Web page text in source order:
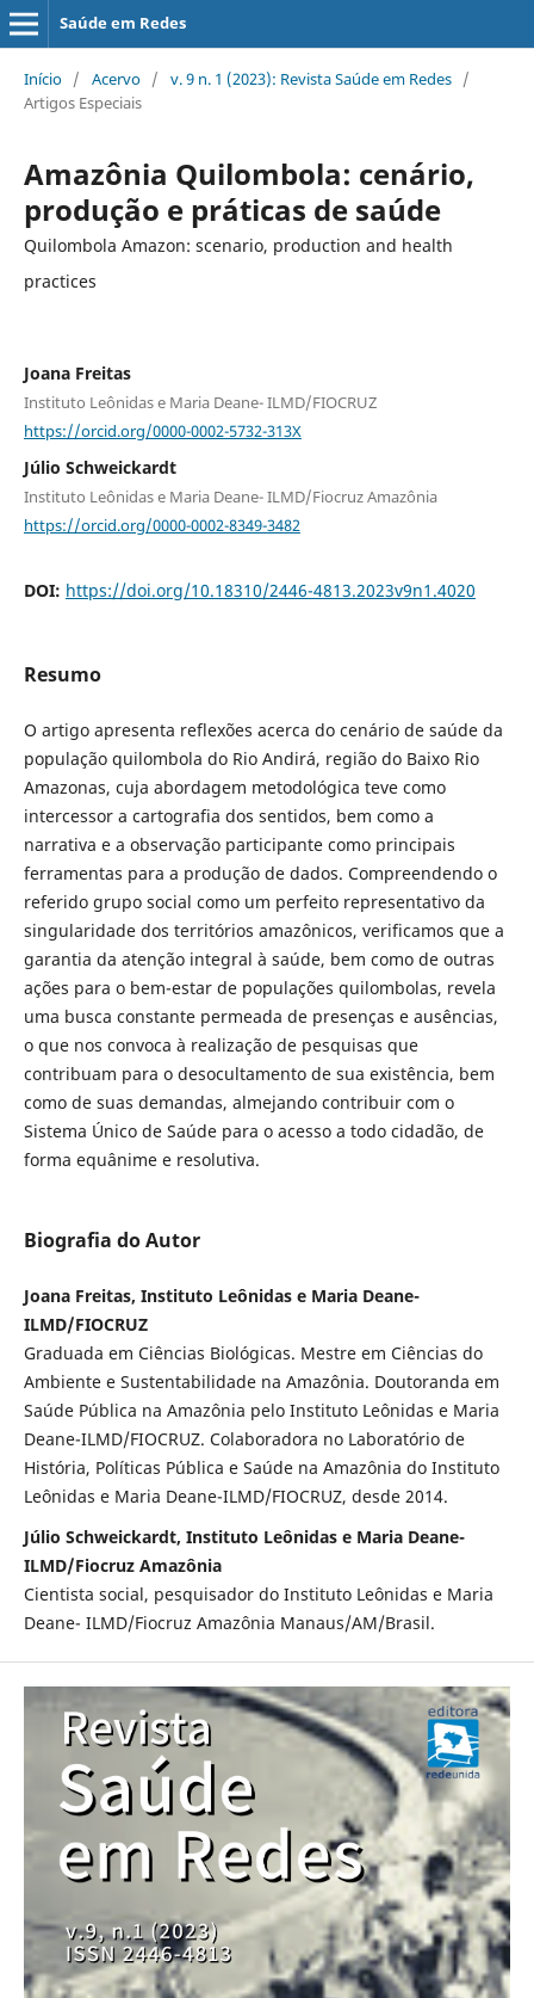
Saúde em Redes
Início / Acervo / v. 9 n. 1 (2023): Revista Saúde em Redes /
Artigos Especiais
Amazônia Quilombola: cenário,
produção e práticas de saúde
Quilombola Amazon: scenario, production and health
practices
Joana Freitas
Instituto Leônidas e Maria Deane- ILMD/FIOCRUZ
https://orcid.org/0000-0002-5732-313X
Júlio Schweickardt
Instituto Leônidas e Maria Deane- ILMD/Fiocruz Amazônia
https://orcid.org/0000-0002-8349-3482
DOI: https://doi.org/10.18310/2446-4813.2023v9n1.4020
Resumo
O artigo apresenta reflexões acerca do cenário de saúde da
população quilombola do Rio Andirá, região do Baixo Rio
Amazonas, cuja abordagem metodológica teve como
intercessor a cartografia dos sentidos, bem como a
narrativa e a observação participante como principais
ferramentas para a produção de dados. Compreendendo o
referido grupo social como um perfeito representativo da
singularidade dos territórios amazônicos, verificamos que a
garantia da atenção integral à saúde, bem como de outras
ações para o bem-estar de populações quilombolas, revela
uma busca constante permeada de presenças e ausências,
o que nos convoca à realização de pesquisas que
contribuam para o desocultamento de sua existência, bem
como de suas demandas, almejando contribuir com o
Sistema Único de Saúde para o acesso a todo cidadão, de
forma equânime e resolutiva.
Biografia do Autor
Joana Freitas, Instituto Leônidas e Maria Deane-
ILMD/FIOCRUZ
Graduada em Ciências Biológicas. Mestre em Ciências do
Ambiente e Sustentabilidade na Amazônia. Doutoranda em
Saúde Pública na Amazônia pelo Instituto Leônidas e Maria
Deane-ILMD/FIOCRUZ. Colaboradora no Laboratório de
História, Políticas Pública e Saúde na Amazônia do Instituto
Leônidas e Maria Deane-ILMD/FIOCRUZ, desde 2014.
Júlio Schweickardt, Instituto Leônidas e Maria Deane-
ILMD/Fiocruz Amazônia
Cientista social, pesquisador do Instituto Leônidas e Maria
Deane- ILMD/Fiocruz Amazônia Manaus/AM/Brasil.